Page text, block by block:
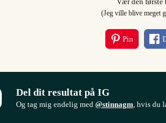
Vær den første
(Jeg ville blive
Pin
Del dit resultat på IG
Og tag mig endelig med @stinnagm , hvis du